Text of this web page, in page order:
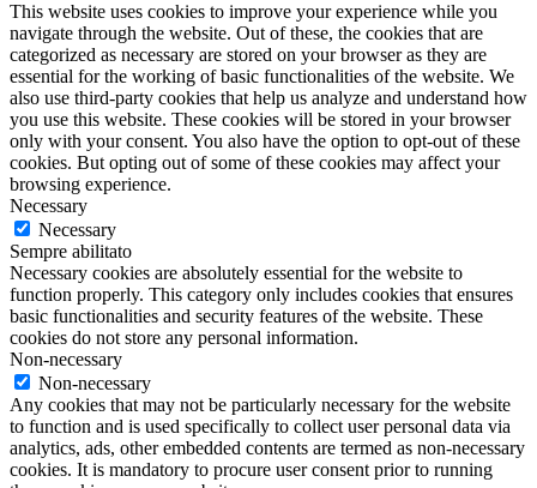
This website uses cookies to improve your experience while you
navigate through the website. Out of these, the cookies that are
categorized as necessary are stored on your browser as they are
essential for the working of basic functionalities of the website. We
also use third-party cookies that help us analyze and understand how
you use this website. These cookies will be stored in your browser
only with your consent. You also have the option to opt-out of these
cookies. But opting out of some of these cookies may affect your
browsing experience.
Necessary
Necessary
Sempre abilitato
Necessary cookies are absolutely essential for the website to
function properly. This category only includes cookies that ensures
basic functionalities and security features of the website. These
cookies do not store any personal information.
Non-necessary
Non-necessary
Any cookies that may not be particularly necessary for the website
to function and is used specifically to collect user personal data via
analytics, ads, other embedded contents are termed as non-necessary
cookies. It is mandatory to procure user consent prior to running